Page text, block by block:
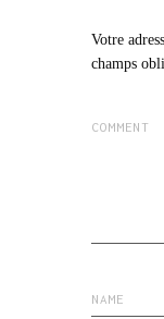
Votre
champs